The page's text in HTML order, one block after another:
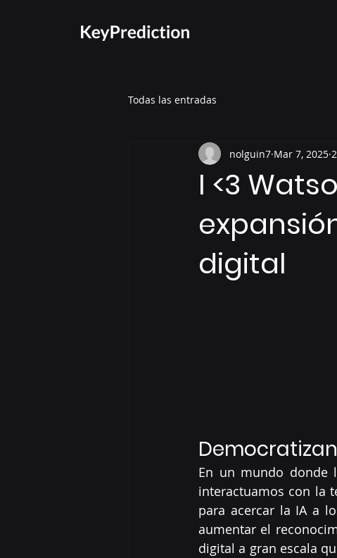
Todas las entradas
I <3
digital
nolguin7 Mar 7, 2025
En un mundo donde
interactuamos con la
para acercar la IA a
aumentar el
digital a gran escala